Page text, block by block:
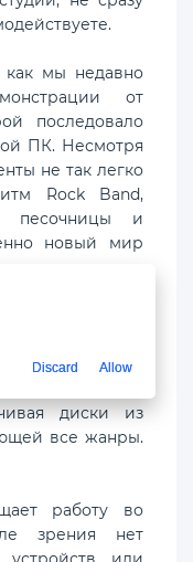
как мы недавно
от
последовало
ПК. Несмотря
не так легко
Rock Band,
песочницы и
новый мир
вас на место
площадки,
диски из
все жанры.
работу во
зрения нет
Discard Allow